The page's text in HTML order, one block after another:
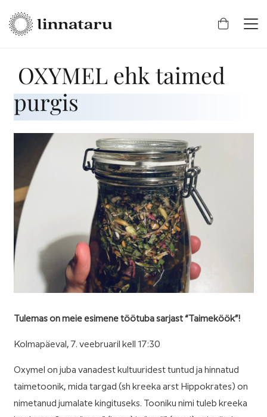
OXYMEL ehk taimed
purgis
Tulemas on meie esimene töötuba sarjast “Taimeköök”!
Kolmapäeval, 7. veebruaril kell 17:30
Oxymel on juba vanadest kultuuridest tuntud ja hinnatud
taimetoonik, mida targad (sh kreeka arst Hippokrates) on
nimetanud jumalate kingituseks. Tooniku nimi tuleb kreeka